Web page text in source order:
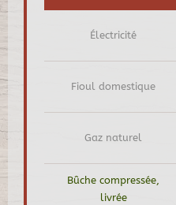
Électricité
Fioul domestique
Gaz naturel
Bûche compressée,
livrée